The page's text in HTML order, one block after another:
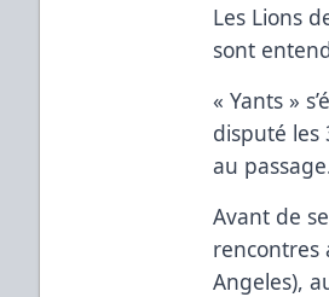
Les Lions
sont
« Yants »
disputé les
au
Avant de
rencontres
Angeles),